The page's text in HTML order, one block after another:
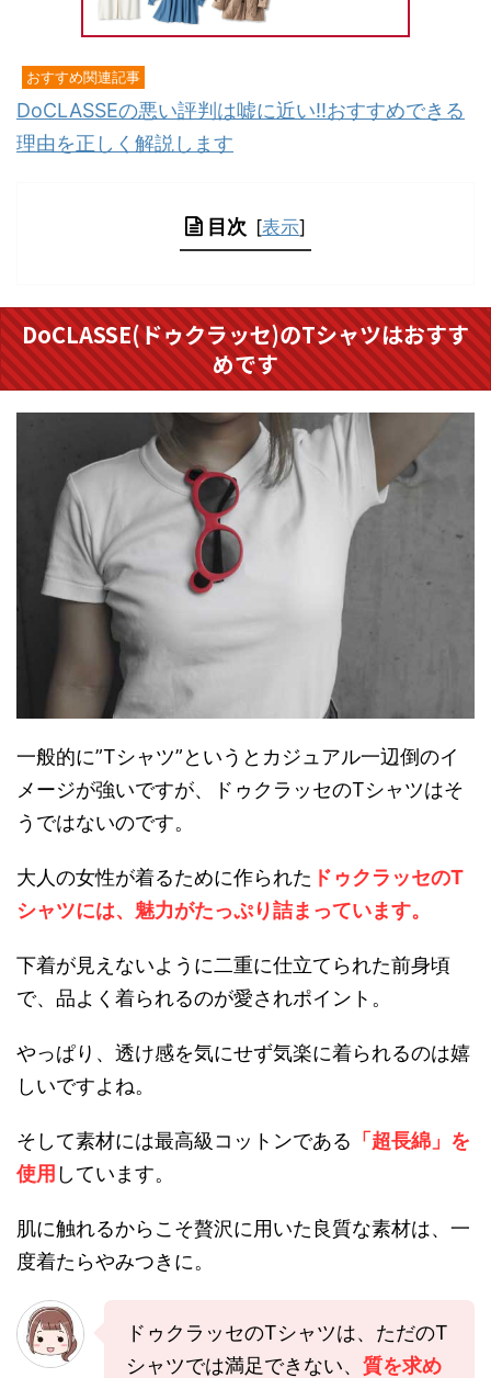
おすすめ関連記事
DoCLASSEの悪い評判は嘘に近い!!おすすめできる
理由を正しく解説します
目次 [表示]
DoCLASSE(ドゥクラッセ)のTシャツはおすす
めです
一般的に”Tシャツ”というとカジュアル一辺倒のイ
メージが強いですが、ドゥクラッセのTシャツはそ
うではないのです。
大人の女性が着るために作られた ドゥクラッセのT
シャツには、魅力がたっぷり詰まっています。
下着が見えないように二重に仕立てられた前身頃
で、品よく着られるのが愛されポイント。
やっぱり、透け感を気にせず気楽に着られるのは嬉
しいですよね。
そして素材には最高級コットンである 「超長綿」を
使用 しています。
肌に触れるからこそ贅沢に用いた良質な素材は、一
度着たらやみつきに。
ドゥクラッセのTシャツは、ただのT
シャツでは満足できない、 質を求め